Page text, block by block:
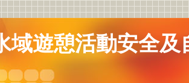
域遊憩活動安全及